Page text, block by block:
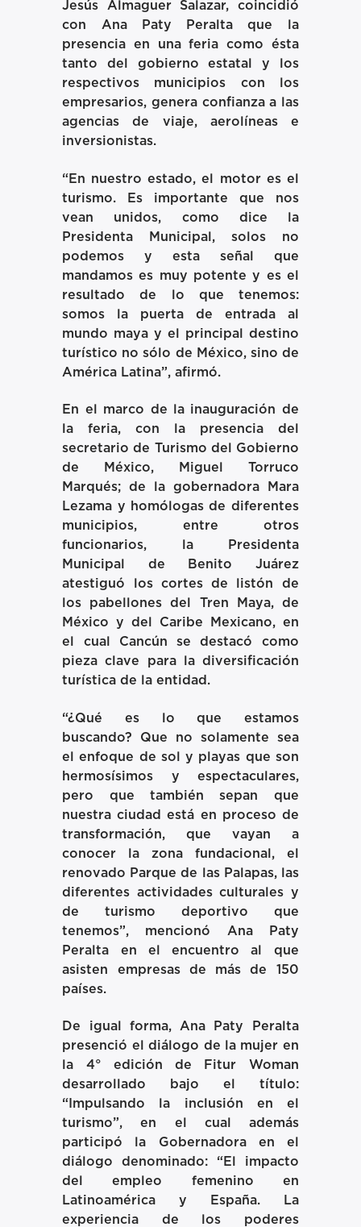
Jesús Almaguer Salazar, coincidió
con Ana Paty Peralta que la
presencia en una feria como ésta
tanto del gobierno estatal y los
respectivos municipios con los
empresarios, genera confianza a las
agencias de viaje, aerolíneas e
inversionistas.
“En nuestro estado, el motor es el
turismo. Es importante que nos
vean unidos, como dice la
Presidenta Municipal, solos no
podemos y esta señal que
mandamos es muy potente y es el
resultado de lo que tenemos:
somos la puerta de entrada al
mundo maya y el principal destino
turístico no sólo de México, sino de
América Latina”, afirmó.
En el marco de la inauguración de
la feria, con la presencia del
secretario de Turismo del Gobierno
de México, Miguel Torruco
Marqués; de la gobernadora Mara
Lezama y homólogas de diferentes
municipios, entre otros
funcionarios, la Presidenta
Municipal de Benito Juárez
atestiguó los cortes de listón de
los pabellones del Tren Maya, de
México y del Caribe Mexicano, en
el cual Cancún se destacó como
pieza clave para la diversificación
turística de la entidad.
“¿Qué es lo que estamos
buscando? Que no solamente sea
el enfoque de sol y playas que son
hermosísimos y espectaculares,
pero que también sepan que
nuestra ciudad está en proceso de
transformación, que vayan a
conocer la zona fundacional, el
renovado Parque de las Palapas, las
diferentes actividades culturales y
de turismo deportivo que
tenemos”, mencionó Ana Paty
Peralta en el encuentro al que
asisten empresas de más de 150
países.
De igual forma, Ana Paty Peralta
presenció el diálogo de la mujer en
la 4° edición de Fitur Woman
desarrollado bajo el título:
“Impulsando la inclusión en el
turismo”, en el cual además
participó la Gobernadora en el
diálogo denominado: “El impacto
del empleo femenino en
Latinoamérica y España. La
experiencia de los poderes